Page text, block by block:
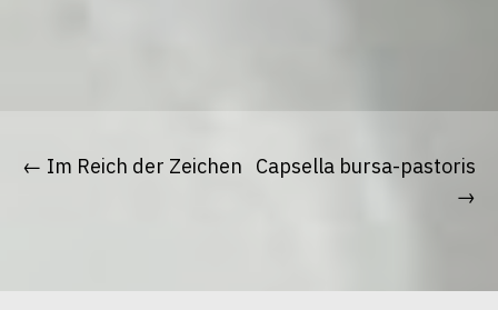
Navigation
Im Reich der Zeichen Capsella bursa-pastoris